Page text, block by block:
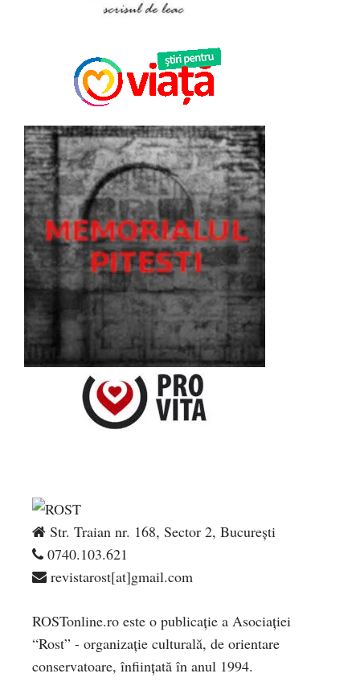
Str. Traian nr. 168, Sector 2, București
0740.103.621
revistarost[at]gmail.com
ROSTonline.ro este o publicaţie a Asociaţiei
“Rost” - organizaţie culturală, de orientare
conservatoare, înfiinţată în anul 1994.